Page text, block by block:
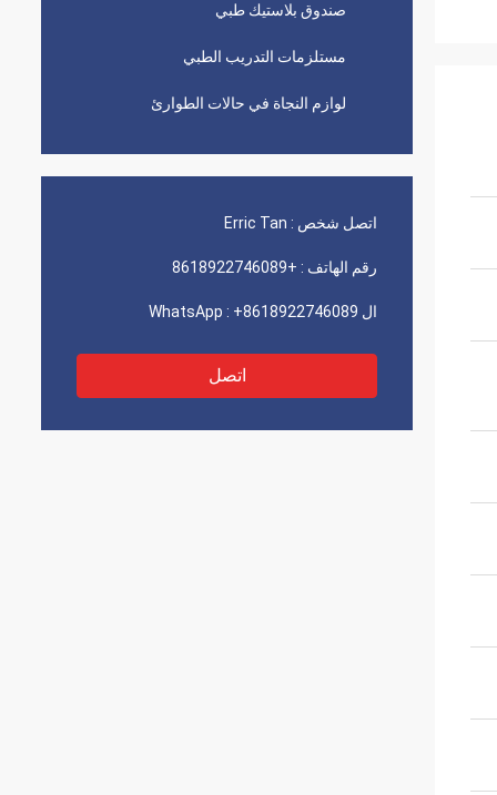
صندوق بلاستيك طبي
مستلزمات التدريب الطبي
لوازم النجاة في حالات الطوارئ
اتصل شخص : Erric Tan
رقم الهاتف : +8618922746089
ال WhatsApp : +8618922746089
اتصل